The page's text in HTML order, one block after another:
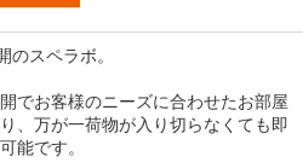
のスペラボ。
でお客様のニーズに合わせたお部屋
、万が一荷物が入り切らなくても即
能です。